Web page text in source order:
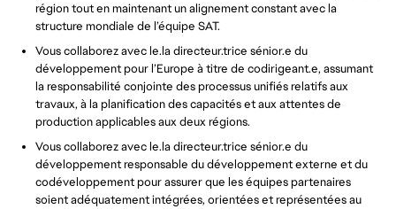
région tout en maintenant un alignement constant avec la
structure mondiale de l’équipe SAT.
Vous collaborez avec le.la directeur.trice sénior.e du
développement pour l’Europe à titre de codirigeant.e, assumant
la responsabilité conjointe des processus unifiés relatifs aux
travaux, à la planification des capacités et aux attentes de
production applicables aux deux régions.
Vous collaborez avec le.la directeur.trice sénior.e du
développement responsable du développement externe et du
codéveloppement pour assurer que les équipes partenaires
soient adéquatement intégrées, orientées et représentées au